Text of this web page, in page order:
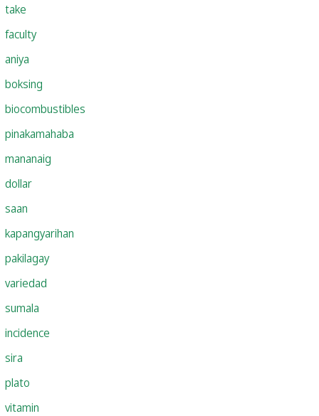
take
faculty
aniya
boksing
biocombustibles
pinakamahaba
mananaig
dollar
saan
kapangyarihan
pakilagay
variedad
sumala
incidence
sira
plato
vitamin